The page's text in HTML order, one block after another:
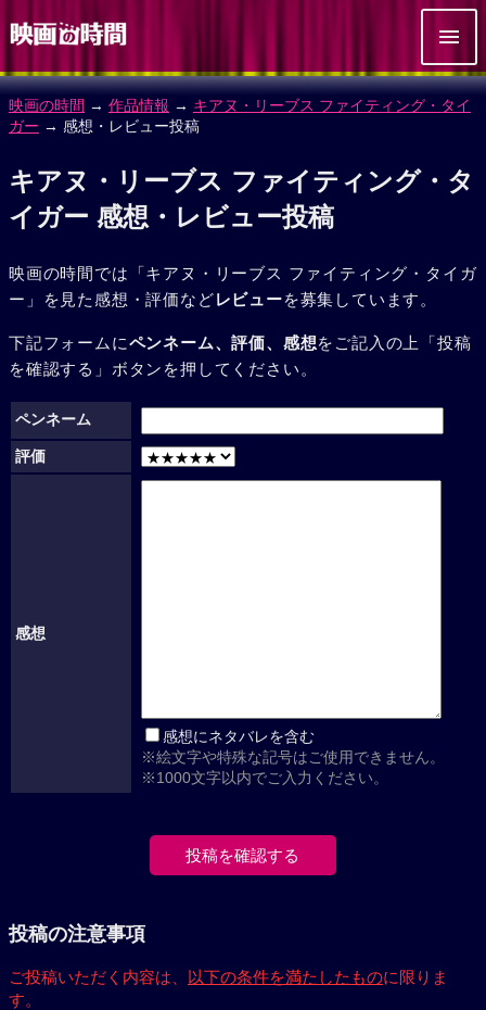
映画の時間 → 作品情報 → キアヌ・リーブス ファイティング・タイ
ガー → 感想・レビュー投稿
キアヌ・リーブス ファイティング・タ
イガー 感想・レビュー投稿
映画の時間では「キアヌ・リーブス ファイティング・タイガ
ー」を見た感想・評価などレビューを募集しています。
下記フォームにペンネーム、評価、感想をご記入の上「投稿
を確認する」ボタンを押してください。
ペンネーム
評価
感想
感想にネタバレを含む
※絵文字や特殊な記号はご使用できません。
※1000文字以内でご入力ください。
投稿の注意事項
ご投稿いただく内容は、 以下の条件を満たしたものに限りま
す。